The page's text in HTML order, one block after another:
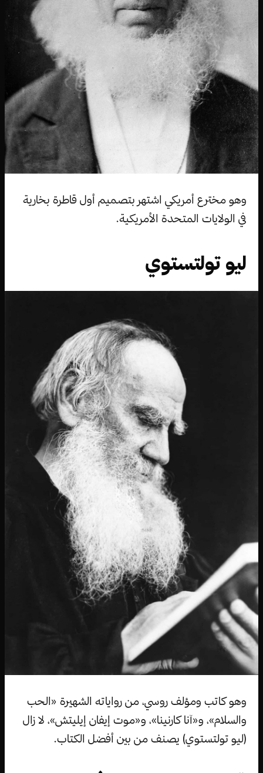
وهو مخترع أمريكي اشتهر بتصميم أول قاطرة بخارية
في الولايات المتحدة الأمريكية.
ليو تولتستوي
وهو كاتب ومؤلف روسي، من رواياته الشهيرة «الحب
والسلام»، و«آنا كارنينا»، و«موت إيفان إيليتش»، لا زال
(ليو تولتستوي) يصنف من بين أفضل الكتاب.